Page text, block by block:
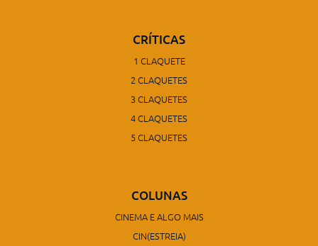
CRÍTICAS
1 CLAQUETE
2 CLAQUETES
3 CLAQUETES
4 CLAQUETES
5 CLAQUETES
COLUNAS
CINEMA E ALGO MAIS
CIN(ESTREIA)